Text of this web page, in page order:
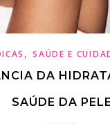
,SAÚDE E
DA
SAÚDE DA PELE